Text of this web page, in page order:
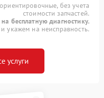
без учета
стоимости запчастей.
бесплатную диагностику.
укажем на неисправность.
услуги